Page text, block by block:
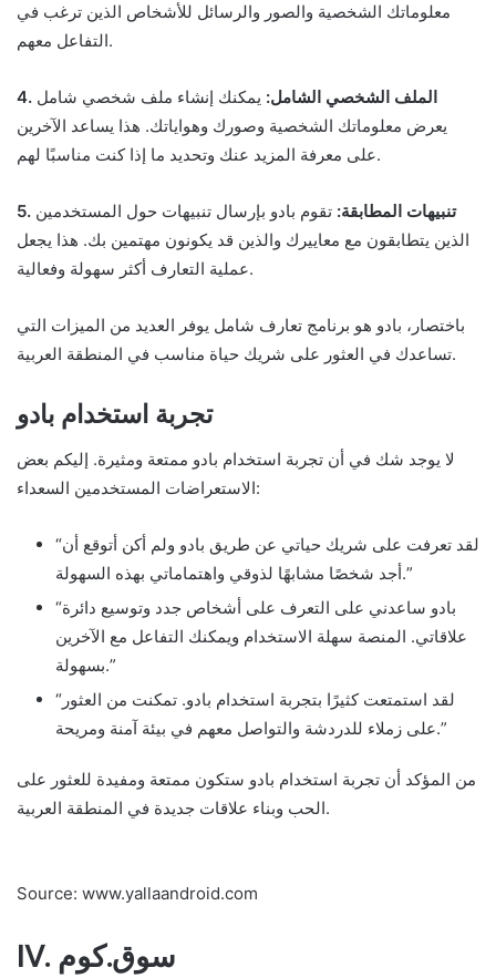
معلوماتك الشخصية والصور والرسائل للأشخاص الذين ترغب في
التفاعل معهم.
4. الملف الشخصي الشامل: يمكنك إنشاء ملف شخصي شامل
يعرض معلوماتك الشخصية وصورك وهواياتك. هذا يساعد الآخرين
على معرفة المزيد عنك وتحديد ما إذا كنت مناسبًا لهم.
5. تنبيهات المطابقة: تقوم بادو بإرسال تنبيهات حول المستخدمين
الذين يتطابقون مع معاييرك والذين قد يكونون مهتمين بك. هذا يجعل
عملية التعارف أكثر سهولة وفعالية.
باختصار، بادو هو برنامج تعارف شامل يوفر العديد من الميزات التي
تساعدك في العثور على شريك حياة مناسب في المنطقة العربية.
تجربة استخدام بادو
لا يوجد شك في أن تجربة استخدام بادو ممتعة ومثيرة. إليكم بعض
الاستعراضات المستخدمين السعداء:
“لقد تعرفت على شريك حياتي عن طريق بادو ولم أكن أتوقع أن
أجد شخصًا مشابهًا لذوقي واهتماماتي بهذه السهولة.”
“بادو ساعدني على التعرف على أشخاص جدد وتوسيع دائرة
علاقاتي. المنصة سهلة الاستخدام ويمكنك التفاعل مع الآخرين
بسهولة.”
“لقد استمتعت كثيرًا بتجربة استخدام بادو. تمكنت من العثور
على زملاء للدردشة والتواصل معهم في بيئة آمنة ومريحة.”
من المؤكد أن تجربة استخدام بادو ستكون ممتعة ومفيدة للعثور على
الحب وبناء علاقات جديدة في المنطقة العربية.
Source: www.yallaandroid.com
IV. سوق.كوم